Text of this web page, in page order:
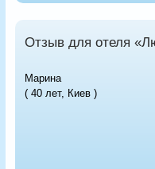
Отзыв для отеля
Марина
( 40 лет, Киев )